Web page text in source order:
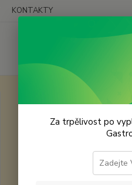
KONTAKTY
KOŘENÍ
Cibule
Za trpělivost po